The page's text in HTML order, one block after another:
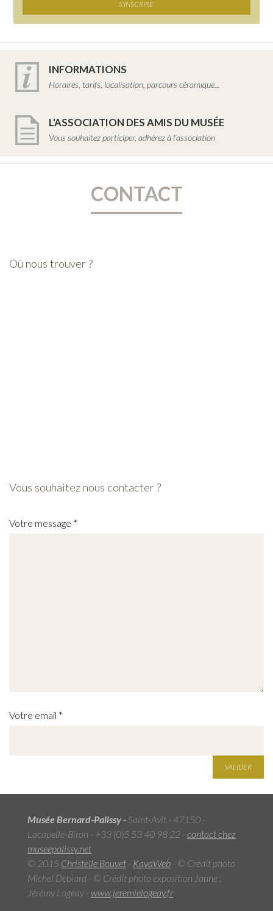
INFORMATIONS
Horaires, tarifs, localisation, parcours céramique...
L'ASSOCIATION DES AMIS DU MUSÉE
Vous souhaitez participer, adhérez à l’association
CONTACT
Où nous trouver ?
Vous souhaitez nous contacter ?
Votre message *
Votre email *
VALIDER
Musée Bernard-Palissy - Saint-Avit - 47150 -
Lacapelle-Biron - +33 (0)5 53 40 98 22 - contactchez
museepalissy.net
© 2015 Christelle Bouvet - KayaWeb - © Crédit photo
Michel Debiard - © Crédit photo exposition Jaune :
Jérémy Logeay - www.jeremielogeay.fr